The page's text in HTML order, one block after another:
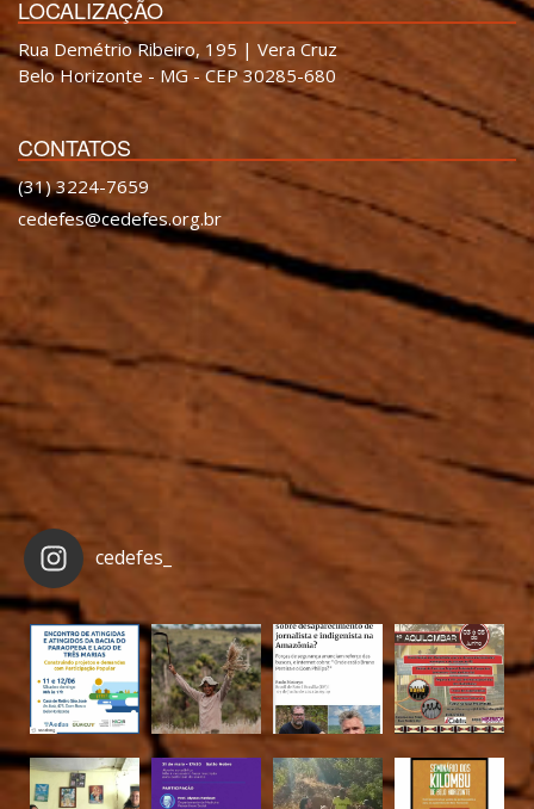
LOCALIZAÇÃO
Rua Demétrio Ribeiro, 195 | Vera Cruz
Belo Horizonte - MG - CEP 30285-680
CONTATOS
(31) 3224-7659
cedefes@cedefes.org.br
cedefes_